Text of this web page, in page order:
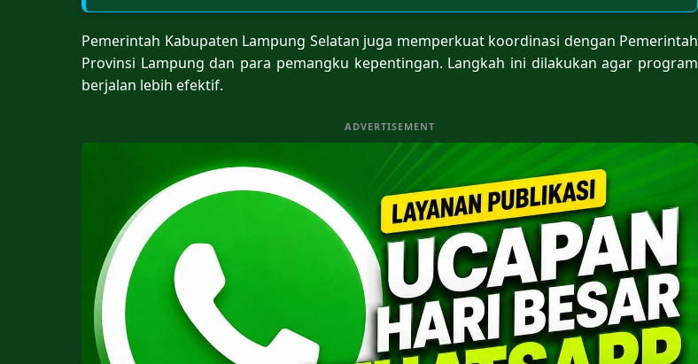
Pemerintah Kabupaten Lampung Selatan juga memperkuat koordinasi dengan Pemerintah
Provinsi Lampung dan para pemangku kepentingan. Langkah ini dilakukan agar program
berjalan lebih efektif.
ADVERTISEMENT